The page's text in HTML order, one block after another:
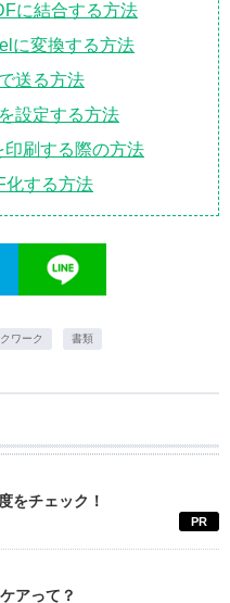
に結合する方法
に変換する方法
送る方法
設定する方法
刷する際の方法
化する方法
ワーク 書類
をチェック！
PR
アって？